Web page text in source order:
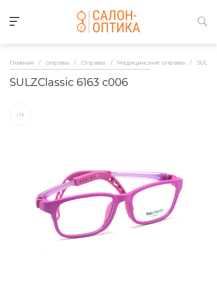
Главная / оправы / Оправы / Медицинские оправы / SULZ
SULZClassic 6163 c006